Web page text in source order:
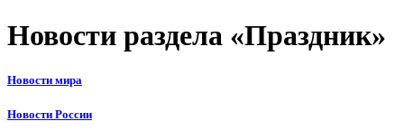
Новости раздела «Праздник»
Новости мира
Новости России